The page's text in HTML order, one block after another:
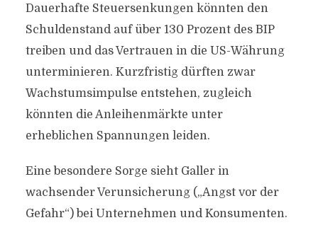
Dauerhafte Steuersenkungen könnten den
Schuldenstand auf über 130 Prozent des BIP
treiben und das Vertrauen in die US-Währung
unterminieren. Kurzfristig dürften zwar
Wachstumsimpulse entstehen, zugleich
könnten die Anleihenmärkte unter
erheblichen Spannungen leiden.
Eine besondere Sorge sieht Galler in
wachsender Verunsicherung („Angst vor der
Gefahr“) bei Unternehmen und Konsumenten.